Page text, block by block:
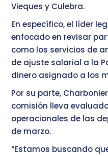
Vieques y Culebra.
En específico, el líder
enfocado en revisar
como los servicios de
de ajuste salarial a la
dinero asignado a los
Por su parte,
comisión lleva
operacionales de las
de marzo.
“Estamos buscando